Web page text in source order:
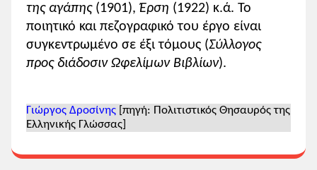
της αγάπης(1901), Έρση (1922) κ.ά. Το
ποιητικό και πεζογραφικό του έργο είναι
συγκεντρωμένο σε έξι τόμους (Σύλλογος
προς διάδοσιν Ωφελίμων Βιβλίων).
Γιώργος Δροσίνης [πηγή: Πολιτιστικός Θησαυρός της
Ελληνικής Γλώσσας]